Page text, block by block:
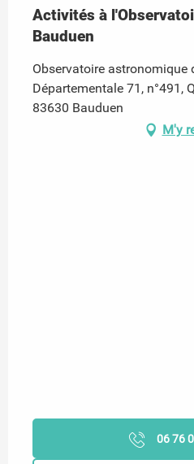
Activités à
Bauduen
Observatoire astronomique
Départementale 71, n°491,
83630 Bauduen
M'y
06 76